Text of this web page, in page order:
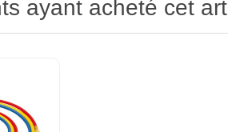
ayant acheté cet